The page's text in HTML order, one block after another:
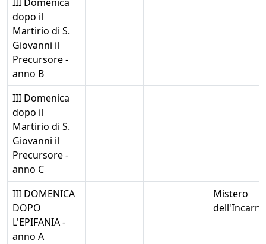
III Domenica
dopo il
Martirio di S.
Giovanni il
Precursore -
anno B
III Domenica
dopo il
Martirio di S.
Giovanni il
Precursore -
anno C
III DOMENICA
DOPO
L'EPIFANIA -
anno A
Mistero